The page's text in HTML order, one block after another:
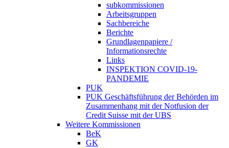
subkommissionen
Arbeitsgruppen
Sachbereiche
Berichte
Grundlagenpapiere /
Informationsrechte
Links
INSPEKTION COVID-19-
PANDEMIE
PUK
PUK Geschäftsführung der Behörden im
Zusammenhang mit der Notfusion der
Credit Suisse mit der UBS
Weitere Kommissionen
BeK
GK